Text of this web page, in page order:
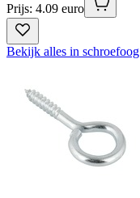
Prijs: 4.09 euro
Bekijk alles in schroefoog